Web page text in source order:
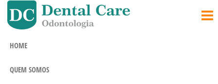
HOME
QUEM SOMOS